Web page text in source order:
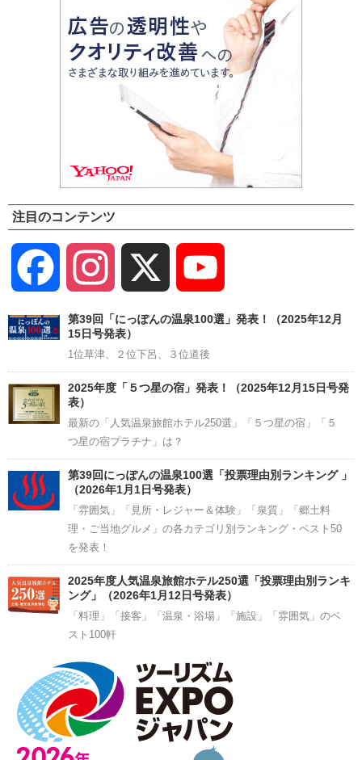
注目のコンテンツ
Facebook Instagram
Channel
第39回「にっぽんの温泉100選」発表！（2025年12月
15日号発表）
1位草津、２位下呂、３位道後
2025年度「５つ星の宿」発表！（2025年12月15日号発
表）
最新の「人気温泉旅館ホテル250選」「５つ星の宿」「５
つ星の宿プラチナ」は？
第39回にっぽんの温泉100選「投票理由別ランキング 」
（2026年1月1日号発表）
「雰囲気」「見所・レジャー＆体験」「泉質」「郷土料
理・ご当地グルメ」の各カテゴリ別ランキング・ベスト50
を発表！
2025年度人気温泉旅館ホテル250選「投票理由別ランキ
ング」（2026年1月12日号発表）
「料理」「接客」「温泉・浴場」「施設」「雰囲気」のベ
スト100軒